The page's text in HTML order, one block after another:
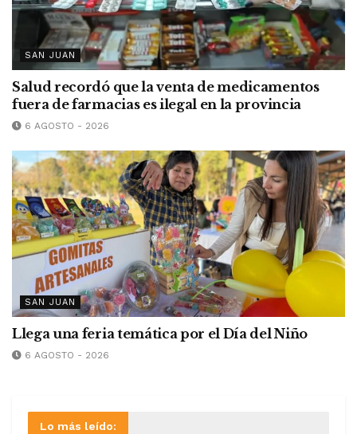
SAN JUAN
Salud recordó que la venta de medicamentos
fuera de farmacias es ilegal en la provincia
6 AGOSTO - 2026
SAN JUAN
Llega una feria temática por el Día del Niño
6 AGOSTO - 2026
Lo más leído: